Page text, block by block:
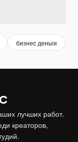
бизнес деньги
лучших работ.
креаторов,